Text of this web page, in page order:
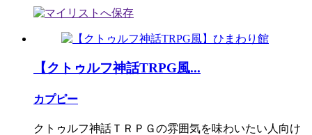
【クトゥルフ神話TRPG風...
カプピー
クトゥルフ神話ＴＲＰＧの雰囲気を味わいたい人向け